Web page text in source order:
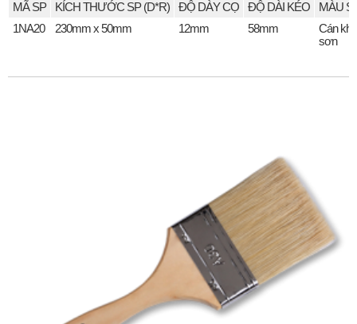
MÃ SP KÍCH THƯỚC SP (D*R) ĐỘ DÀY CỌ ĐỘ DÀI KÉO
MÀU
1NA20
230mm x 50mm 12mm 58mm
Cán
sơn